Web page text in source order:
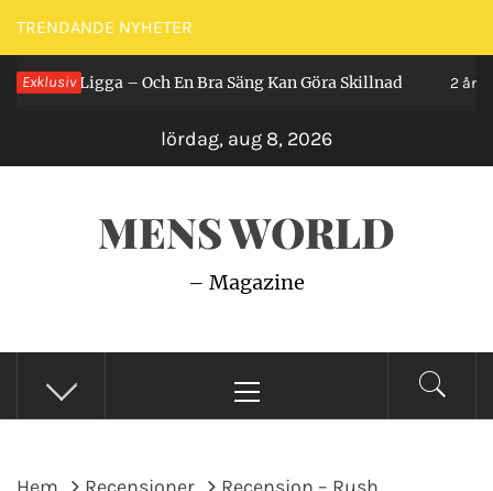
Hoppa
till
innehåll
TRENDANDE NYHETER
Exklusiv
Ligga – Och En Bra Säng Kan Göra Skillnad 2 år sedan
lördag, aug 8, 2026
MENS WORLD
– Magazine
meny